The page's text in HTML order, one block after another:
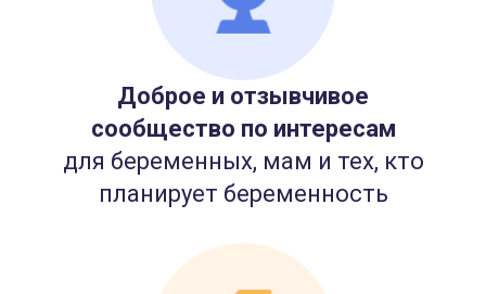
Доброе и отзывчивое
сообщество по интересам
для беременных, мам и тех, кто
планирует беременность